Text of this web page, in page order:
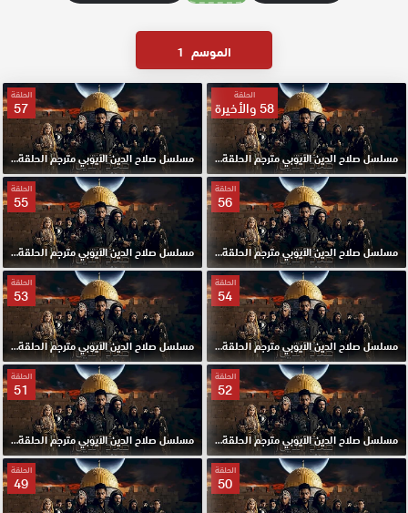
الموسم 1
الحلقة
58 والأخيرة
مسلسل صلاح الدين الايوبي مترجم الحلقة 58 والأخيرة HD
الحلقة
57
مسلسل صلاح الدين الايوبي مترجم الحلقة 57 HD
الحلقة
56
مسلسل صلاح الدين الايوبي مترجم الحلقة 56 HD
الحلقة
55
مسلسل صلاح الدين الايوبي مترجم الحلقة 55 HD
الحلقة
54
مسلسل صلاح الدين الايوبي مترجم الحلقة 54 HD
الحلقة
53
مسلسل صلاح الدين الايوبي مترجم الحلقة 53 HD
الحلقة
52
مسلسل صلاح الدين الايوبي مترجم الحلقة 52 HD
الحلقة
51
مسلسل صلاح الدين الايوبي مترجم الحلقة 51 HD
الحلقة
50
الحلقة
49